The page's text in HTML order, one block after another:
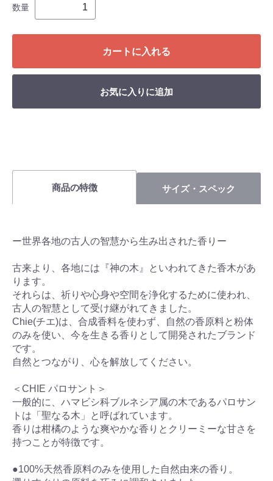
数量
カートに入れる
お気に入りに追加
商品の特徴 サイズ・スペック
ー世界各地の古人の智慧から生み出された香りー
古来より、各地には『神の木』といわれてきた香木があ
ります。
それらは、祈りや心身や空間を浄化するために使われ、
古人の智慧として受け継がれてきました。
Chie(チエ)は、合成香料を使わず、自然の香原料と粉体
のみを使い、今を生きる香りとして開発されたブランド
です。
自然とつながり、心を解放してください。
＜CHIE パロサント＞
一般的に、ハマビシ科ブルネシア属の木であるパロサン
トは「聖なる木」と呼ばれています。
香りは柑橘のような爽やかな香りとクリーミーな甘さを
持つことが特徴です。
●100%天然香原料のみを使用した自然由来の香り。